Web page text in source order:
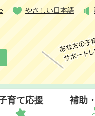
やさしい日本語
育て応援 補助